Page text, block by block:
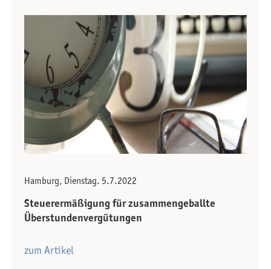
Hamburg, Dienstag. 5.7.2022
Steuerermäßigung für zusammengeballte
Überstundenvergütungen
zum Artikel